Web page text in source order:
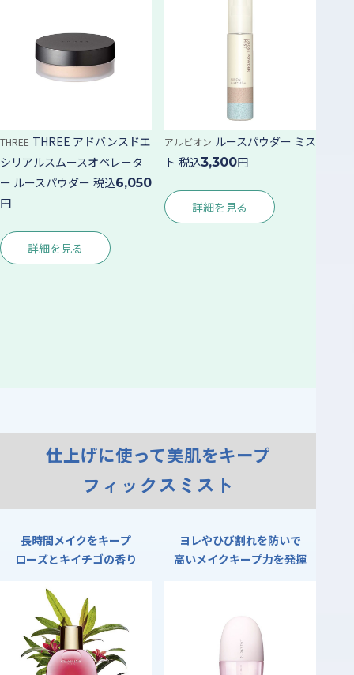
THREE THREE アドバンスドエ
シリアルスムースオペレータ
ー ルースパウダー 税込6,050
円
詳細を見る
アルビオン ルースパウダー ミス
ト 税込3,300円
詳細を見る
仕上げに使って美肌をキープ
フィックスミスト
長時間メイクをキープ
ローズとキイチゴの香り
ヨレやひび割れを防いで
高いメイクキープ力を発揮